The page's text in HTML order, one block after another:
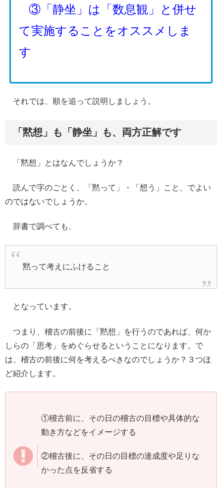
③「静坐」は「数息観」と併せ
て実施することをオススメしま
す
それでは、順を追って説明しましょう。
「黙想」も「静坐」も、両方正解です
「黙想」とはなんでしょうか？
読んで字のごとく、「黙って」・「想う」こと、でよい
のではないでしょうか。
辞書で調べても、
黙って考えにふけること
となっています。
つまり、稽古の前後に「黙想」を行うのであれば、何か
しらの「思考」をめぐらせるということになります。で
は、稽古の前後に何を考えるべきなのでしょうか？３つほ
ど紹介します。
①稽古前に、その日の稽古の目標や具体的な
動き方などをイメージする
②稽古後に、その日の目標の達成度や足りな
かった点を反省する